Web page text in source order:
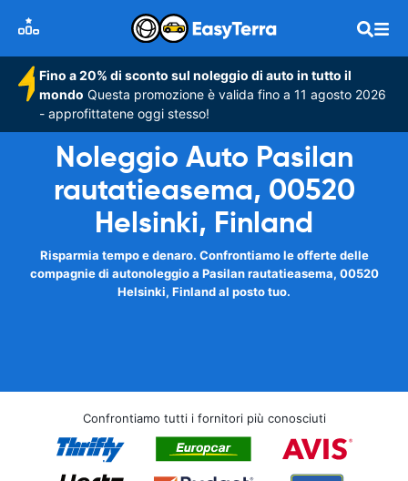
Fino a 20% di sconto sul noleggio di auto in tutto il
mondo Questa promozione è valida fino a 11 agosto 2026
- approfittatene oggi stesso!
Noleggio Auto Pasilan
rautatieasema, 00520
Helsinki, Finland
Risparmia tempo e denaro. Confrontiamo le offerte delle
compagnie di autonoleggio a Pasilan rautatieasema, 00520
Helsinki, Finland al posto tuo.
Confrontiamo tutti i fornitori più conosciuti